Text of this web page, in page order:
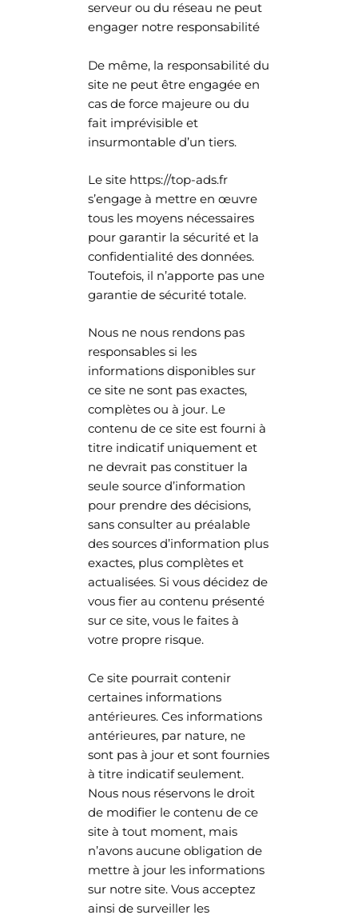
serveur ou du réseau ne peut
engager notre responsabilité
De même, la responsabilité du
site ne peut être engagée en
cas de force majeure ou du
fait imprévisible et
insurmontable d’un tiers.
Le site https://top-ads.fr
s’engage à mettre en œuvre
tous les moyens nécessaires
pour garantir la sécurité et la
confidentialité des données.
Toutefois, il n’apporte pas une
garantie de sécurité totale.
Nous ne nous rendons pas
responsables si les
informations disponibles sur
ce site ne sont pas exactes,
complètes ou à jour. Le
contenu de ce site est fourni à
titre indicatif uniquement et
ne devrait pas constituer la
seule source d’information
pour prendre des décisions,
sans consulter au préalable
des sources d’information plus
exactes, plus complètes et
actualisées. Si vous décidez de
vous fier au contenu présenté
sur ce site, vous le faites à
votre propre risque.
Ce site pourrait contenir
certaines informations
antérieures. Ces informations
antérieures, par nature, ne
sont pas à jour et sont fournies
à titre indicatif seulement.
Nous nous réservons le droit
de modifier le contenu de ce
site à tout moment, mais
n’avons aucune obligation de
mettre à jour les informations
sur notre site. Vous acceptez
ainsi de surveiller les